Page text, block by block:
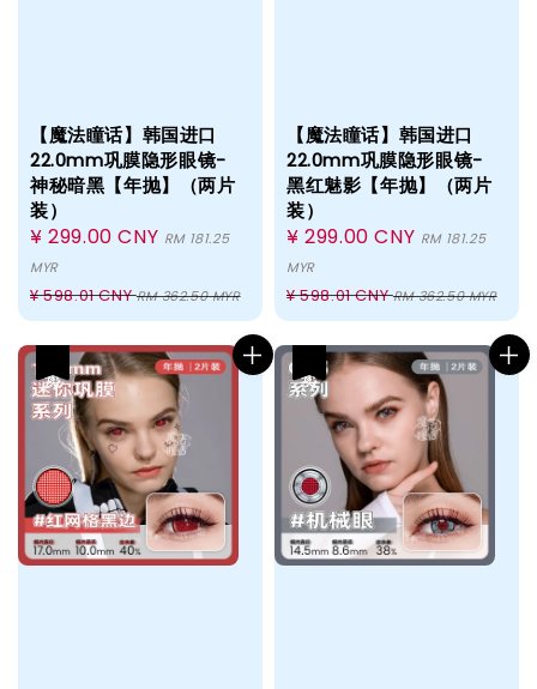
【魔法瞳话】韩国进口
22.0mm巩膜隐形眼镜-
神秘暗黑【年抛】（两片
装）
Sale
price
¥ 299.00 CNY RM 181.25
MYR
Regular
price
¥ 598.01 CNYRM 362.50 MYR
【魔法瞳话】韩国进口
22.0mm巩膜隐形眼镜-
黑红魅影【年抛】（两片
装）
Sale
price
¥ 299.00 CNY RM 181.25
MYR
Regular
price
¥ 598.01 CNYRM 362.50 MYR